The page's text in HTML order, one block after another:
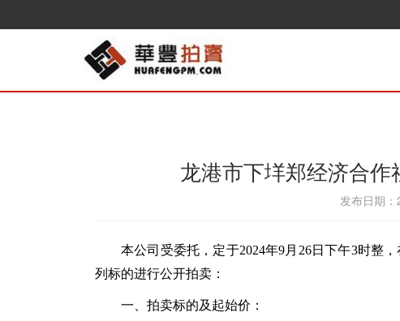
龙港市下垟郑经济合
发布日期
本公司受委托，定于2024年9月 26日下午3时整
列标的进行公开拍卖：
一、拍卖标的及起始价：